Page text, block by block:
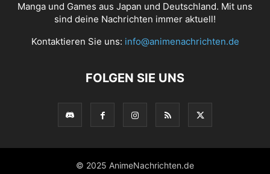
Manga und Games aus Japan und Deutschland. Mit uns
sind deine Nachrichten immer aktuell!
Kontaktieren Sie uns: info@animenachrichten.de
FOLGEN SIE UNS
© 2025 AnimeNachrichten.de